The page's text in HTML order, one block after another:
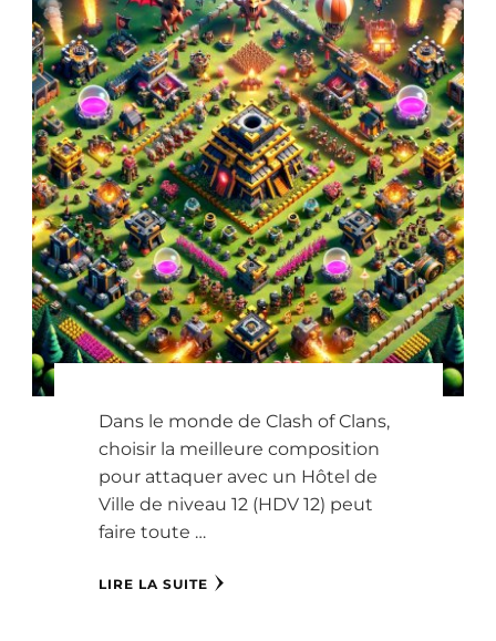
Dans le monde de Clash of Clans,
choisir la meilleure composition
pour attaquer avec un Hôtel de
Ville de niveau 12 (HDV 12) peut
faire toute …
LIRE LA SUITE